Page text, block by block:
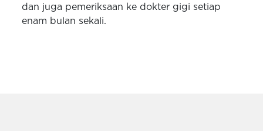
dan juga pemeriksaan ke dokter gigi setiap
enam bulan sekali.